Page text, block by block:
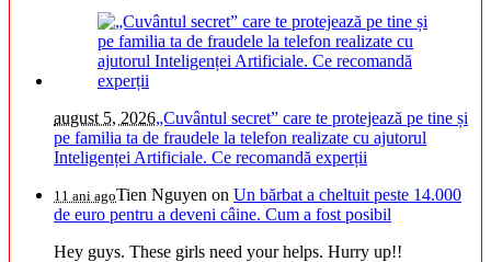
august 5, 2026„Cuvântul secret” care te protejează pe tine și
pe familia ta de fraudele la telefon realizate cu ajutorul
Inteligenței Artificiale. Ce recomandă experții
11 ani agoTien Nguyen on Un bărbat a cheltuit peste 14.000
de euro pentru a deveni câine. Cum a fost posibil
Hey guys. These girls need your helps. Hurry up!!